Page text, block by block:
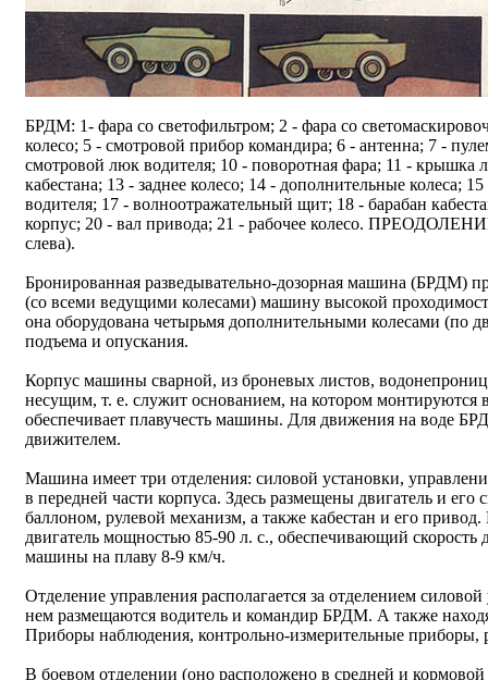
БРДМ: 1- фара со светофильтром; 2 - фара со
колесо; 5 - смотровой прибор командира; 6 - антенна; 7 -
смотровой люк водителя; 10 - поворотная фара; 11 - крышка
кабестана; 13 - заднее колесо; 14 - дополнительные колеса;
водителя; 17 - волноотражательный щит; 18 - барабан
корпус; 20 - вал привода; 21 - рабочее колесо.
слева).
Бронированная разведывательно-дозорная машина (БРДМ)
(со всеми ведущими колесами) машину высокой
она оборудована четырьмя дополнительными колесами (по
подъема и опускания.
Корпус машины сварной, из броневых листов,
несущим, т. е. служит основанием, на котором монтируются
обеспечивает плавучесть машины. Для движения на воде
движителем.
Машина имеет три отделения: силовой установки,
в передней части корпуса. Здесь размещены двигатель и
баллоном, рулевой механизм, а также кабестан и его
двигатель мощностью 85-90 л. с., обеспечивающий
машины на плаву 8-9 км/ч.
Отделение управления располагается за отделением
нем размещаются водитель и командир БРДМ. А также
Приборы наблюдения, контрольно-измерительные приборы,
В боевом отделении (оно расположено в средней и кормовой